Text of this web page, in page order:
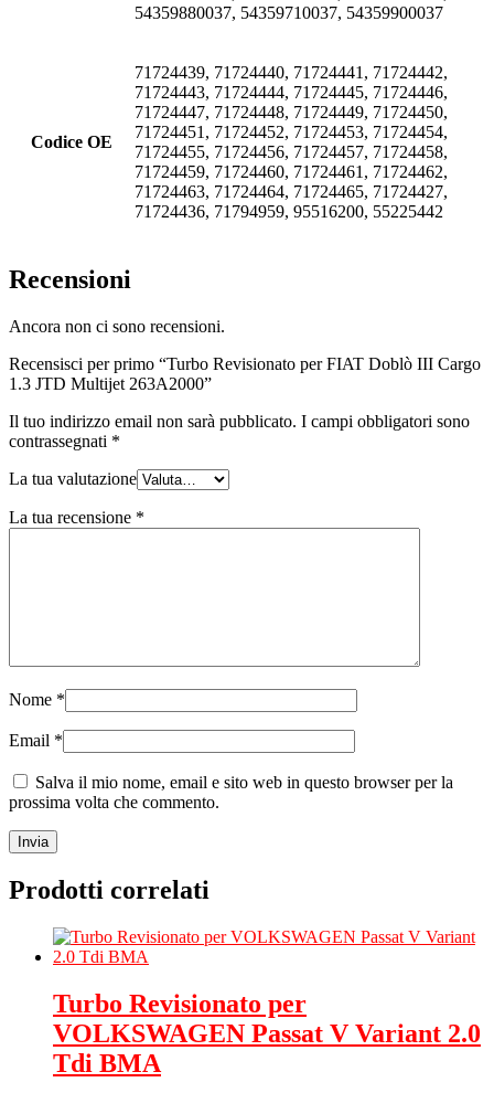
54359880037, 54359710037, 54359900037
Codice OE
71724439, 71724440, 71724441, 71724442,
71724443, 71724444, 71724445, 71724446,
71724447, 71724448, 71724449, 71724450,
71724451, 71724452, 71724453, 71724454,
71724455, 71724456, 71724457, 71724458,
71724459, 71724460, 71724461, 71724462,
71724463, 71724464, 71724465, 71724427,
71724436, 71794959, 95516200, 55225442
Recensioni
Ancora non ci sono recensioni.
Recensisci per primo “Turbo Revisionato per FIAT Doblò III Cargo
1.3 JTD Multijet 263A2000”
Il tuo indirizzo email non sarà pubblicato. I campi obbligatori sono
contrassegnati *
La tua valutazione
La tua recensione *
Nome *
Email *
Salva il mio nome, email e sito web in questo browser per la
prossima volta che commento.
Prodotti correlati
Turbo Revisionato per
VOLKSWAGEN Passat V Variant 2.0
Tdi BMA